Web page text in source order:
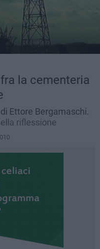
la cementeria
Ettore Bergamaschi.
riflessione